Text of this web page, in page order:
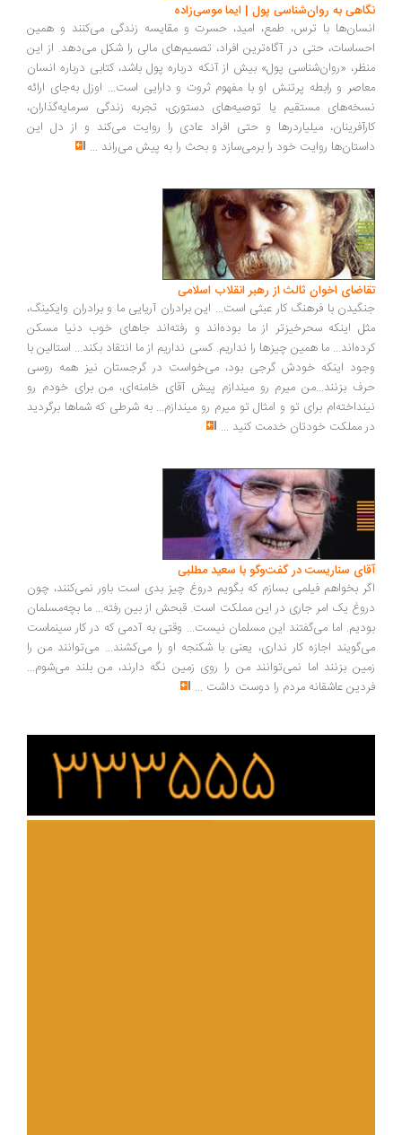
نگاهی به روان‌شناسی پول | ایما موسی‌زاده
انسان‌ها با ترس، طمع، امید، حسرت و مقایسه زندگی می‌کنند و همین
احساسات، حتی در آگاه‌ترین افراد، تصمیم‌های مالی را شکل می‌دهد. از این
منظر، «روان‌شناسی پول» بیش از آنکه درباره پول باشد، کتابی درباره انسان
معاصر و رابطه پرتنش او با مفهوم ثروت و دارایی است... اوزل به‌جای ارائه
نسخه‌های مستقیم یا توصیه‌های دستوری، تجربه زندگی سرمایه‌گذاران،
کارآفرینان، میلیاردرها و حتی افراد عادی را روایت می‌کند و از دل این
داستان‌ها روایت خود را برمی‌سازد و بحث را به پیش می‌راند...
تقاضای اخوان ثالث از رهبر انقلاب اسلامی
جنگیدن با فرهنگ کار عبثی است... این برادران آریایی ما و برادران وایکینگ،
مثل اینکه سحرخیزتر از ما بوده‌اند و رفته‌اند جاهای خوب دنیا مسکن
کرده‌اند... ما همین چیزها را نداریم. کسی نداریم از ما انتقاد بکند... استالین با
وجود اینکه خودش گرجی بود، می‌خواست در گرجستان نیز همه روسی
حرف بزنند...من میرم رو میندازم پیش آقای خامنه‌ای، من برای خودم رو
نینداخته‌ام برای تو و امثال تو میرم رو میندازم... به شرطی که شماها برگردید
در مملکت خودتان خدمت کنید ...
آقای سناریست در گفت‌وگو با سعید مطلبی
اگر بخواهم فیلمی بسازم که بگویم دروغ چیز بدی است باور نمی‌کنند، چون
دروغ یک امر جاری در این مملکت است. قبحش از بین رفته... ما بچه‌مسلمان
بودیم. اما می‌گفتند این مسلمان نیست... وقتی به آدمی که در کار سینماست
می‌گویند اجازه کار نداری، یعنی با شکنجه او را می‌کشند... می‌توانند من را
زمین بزنند اما نمی‌توانند من را روی زمین نگه دارند، من بلند می‌شوم...
فردین عاشقانه مردم را دوست داشت...